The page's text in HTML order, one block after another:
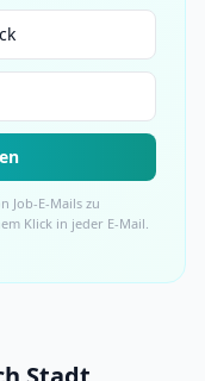
Job-E-Mails zu
Klick in jeder E-Mail.